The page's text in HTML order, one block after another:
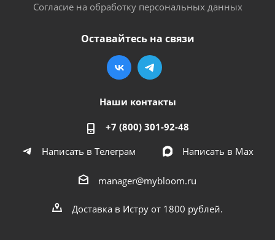
Согласие на обработку персональных данных
Оставайтесь на связи
Наши контакты
+7 (800) 301-92-48
Написать в Телеграм
Написать в Мах
manager@mybloom.ru
Доставка в Истру от 1800 рублей.